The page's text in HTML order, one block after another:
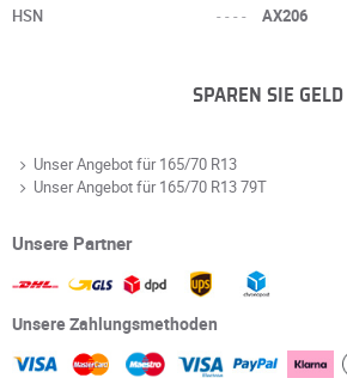
HSN
---- AX206
SPAREN SIE GELD
Unser Angebot für 165/70 R13
Unser Angebot für 165/70 R13 79T
Unsere Partner
Unsere Zahlungsmethoden